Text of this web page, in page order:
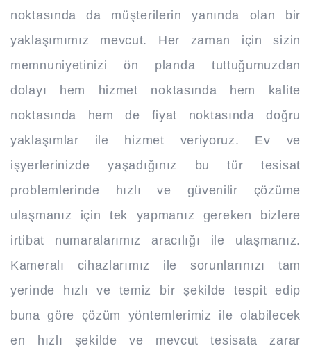
noktasında da müşterilerin yanında olan bir
yaklaşımımız mevcut. Her zaman için sizin
memnuniyetinizi ön planda tuttuğumuzdan
dolayı hem hizmet noktasında hem kalite
noktasında hem de fiyat noktasında doğru
yaklaşımlar ile hizmet veriyoruz. Ev ve
işyerlerinizde yaşadığınız bu tür tesisat
problemlerinde hızlı ve güvenilir çözüme
ulaşmanız için tek yapmanız gereken bizlere
irtibat numaralarımız aracılığı ile ulaşmanız.
Kameralı cihazlarımız ile sorunlarınızı tam
yerinde hızlı ve temiz bir şekilde tespit edip
buna göre çözüm yöntemlerimiz ile olabilecek
en hızlı şekilde ve mevcut tesisata zarar